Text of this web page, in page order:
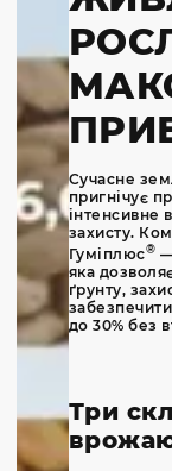
Сучасне
пригнічує
інтенсивне
захисту.
Гуміплюс®
яка
ґрунту,
до 30% без
Три